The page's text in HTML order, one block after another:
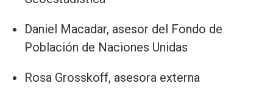
Daniel Macadar, asesor del Fondo de
Población de Naciones Unidas
Rosa Grosskoff, asesora externa